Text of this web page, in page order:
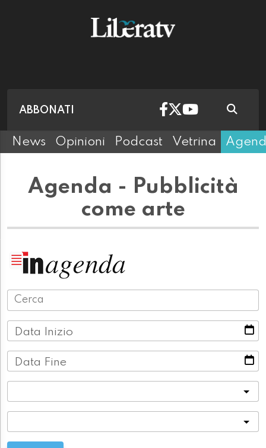
ABBONATI
News Opinioni Podcast Vetrina
Agenda - Pubblicità
come arte
Data Inizio
Data Fine